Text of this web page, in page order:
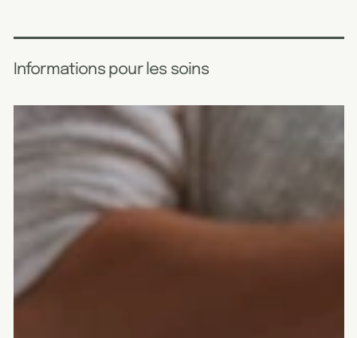
Informations pour les soins